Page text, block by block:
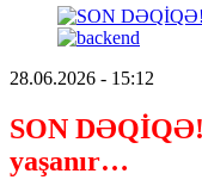
28.06.2026 - 15:12
SON DƏQİQƏ!
yaşanır…